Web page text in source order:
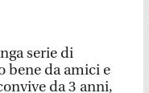
serie di
bene da amici e
da 3 anni,